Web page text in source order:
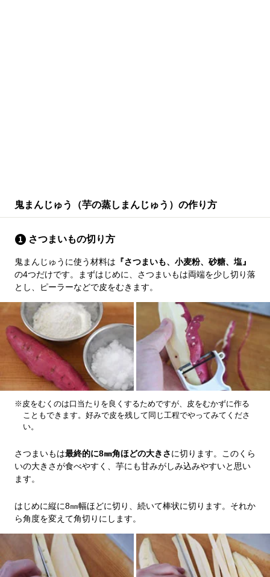
鬼まんじゅう（芋の蒸しまんじゅう）の作り方
さつまいもの切り方
鬼まんじゅうに使う材料は 『さつまいも、小麦粉、砂糖、塩』
の4つだけです。まずはじめに、さつまいもは両端を少し切り落
とし、ピーラーなどで皮をむきます。
※皮をむくのは口当たりを良くするためですが、皮をむかずに作る
こともできます。好みで皮を残して同じ工程でやってみてくださ
い。
さつまいもは最終的に8㎜角ほどの大きさに切ります。このくら
いの大きさが食べやすく、芋にも甘みがしみ込みやすいと思い
ます。
はじめに縦に8㎜幅ほどに切り、続いて棒状に切ります。それか
ら角度を変えて角切りにします。